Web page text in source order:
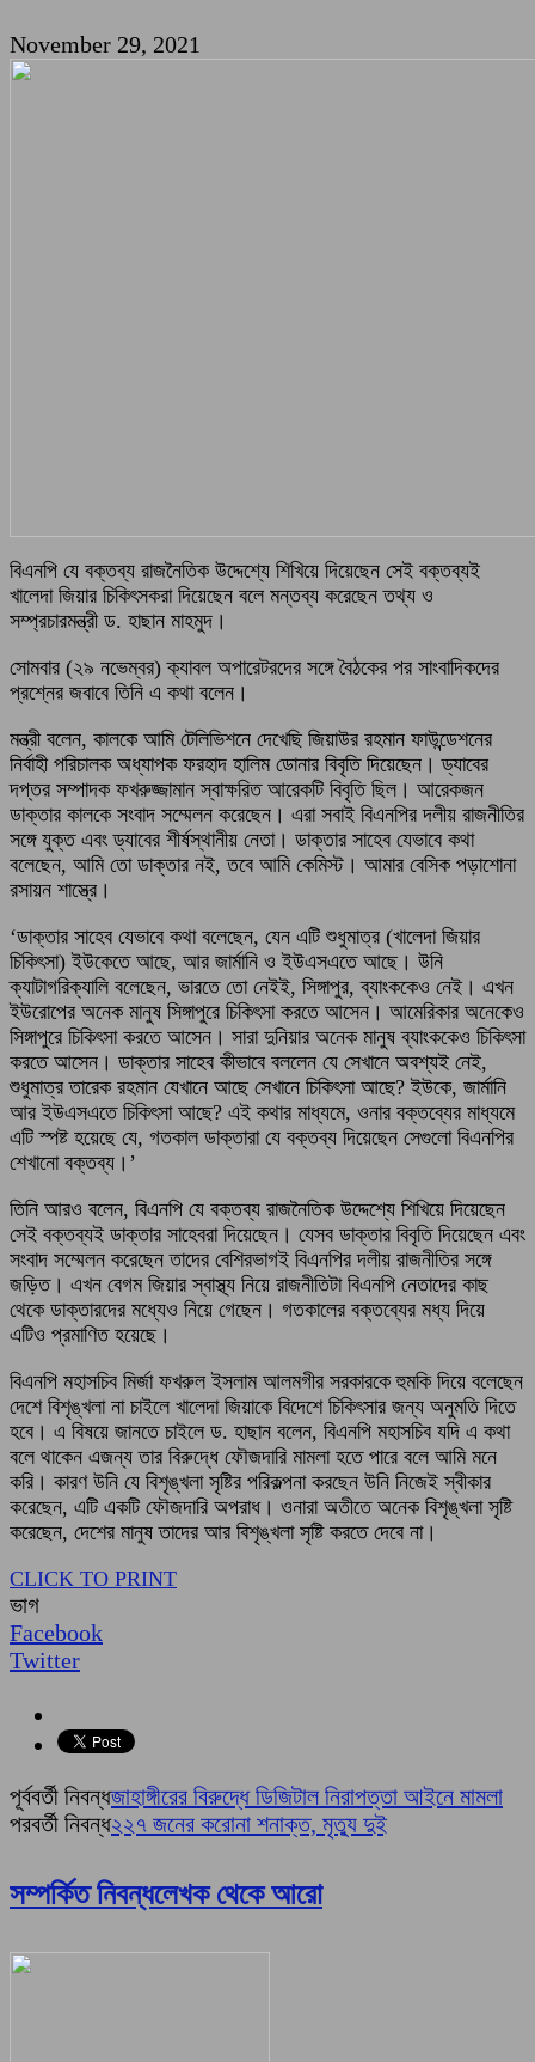
November 29, 2021
বিএনপি যে বক্তব্য রাজনৈতিক উদ্দেশ্যে শিখিয়ে দিয়েছেন সেই বক্তব্যই
খালেদা জিয়ার চিকিৎসকরা দিয়েছেন বলে মন্তব্য করেছেন তথ্য ও
সম্প্রচারমন্ত্রী ড. হাছান মাহমুদ।
সোমবার (২৯ নভেম্বর) ক্যাবল অপারেটরদের সঙ্গে বৈঠকের পর সাংবাদিকদের
প্রশ্নের জবাবে তিনি এ কথা বলেন।
মন্ত্রী বলেন, কালকে আমি টেলিভিশনে দেখেছি জিয়াউর রহমান ফাউন্ডেশনের
নির্বাহী পরিচালক অধ্যাপক ফরহাদ হালিম ডোনার বিবৃতি দিয়েছেন। ড্যাবের
দপ্তর সম্পাদক ফখরুজ্জামান স্বাক্ষরিত আরেকটি বিবৃতি ছিল। আরেকজন
ডাক্তার কালকে সংবাদ সম্মেলন করেছেন। এরা সবাই বিএনপির দলীয় রাজনীতির
সঙ্গে যুক্ত এবং ড্যাবের শীর্ষস্থানীয় নেতা। ডাক্তার সাহেব যেভাবে কথা
বলেছেন, আমি তো ডাক্তার নই, তবে আমি কেমিস্ট। আমার বেসিক পড়াশোনা
রসায়ন শাস্ত্রে।
‘ডাক্তার সাহেব যেভাবে কথা বলেছেন, যেন এটি শুধুমাত্র (খালেদা জিয়ার
চিকিৎসা) ইউকেতে আছে, আর জার্মানি ও ইউএসএতে আছে। উনি
ক্যাটাগরিক্যালি বলেছেন, ভারতে তো নেইই, সিঙ্গাপুর, ব্যাংককেও নেই। এখন
ইউরোপের অনেক মানুষ সিঙ্গাপুরে চিকিৎসা করতে আসেন। আমেরিকার অনেকেও
সিঙ্গাপুরে চিকিৎসা করতে আসেন। সারা দুনিয়ার অনেক মানুষ ব্যাংককেও চিকিৎসা
করতে আসেন। ডাক্তার সাহেব কীভাবে বললেন যে সেখানে অবশ্যই নেই,
শুধুমাত্র তারেক রহমান যেখানে আছে সেখানে চিকিৎসা আছে? ইউকে, জার্মানি
আর ইউএসএতে চিকিৎসা আছে? এই কথার মাধ্যমে, ওনার বক্তব্যের মাধ্যমে
এটি স্পষ্ট হয়েছে যে, গতকাল ডাক্তারা যে বক্তব্য দিয়েছেন সেগুলো বিএনপির
শেখানো বক্তব্য।’
তিনি আরও বলেন, বিএনপি যে বক্তব্য রাজনৈতিক উদ্দেশ্যে শিখিয়ে দিয়েছেন
সেই বক্তব্যই ডাক্তার সাহেবরা দিয়েছেন। যেসব ডাক্তার বিবৃতি দিয়েছেন এবং
সংবাদ সম্মেলন করেছেন তাদের বেশিরভাগই বিএনপির দলীয় রাজনীতির সঙ্গে
জড়িত। এখন বেগম জিয়ার স্বাস্থ্য নিয়ে রাজনীতিটা বিএনপি নেতাদের কাছ
থেকে ডাক্তারদের মধ্যেও নিয়ে গেছেন। গতকালের বক্তব্যের মধ্য দিয়ে
এটিও প্রমাণিত হয়েছে।
বিএনপি মহাসচিব মির্জা ফখরুল ইসলাম আলমগীর সরকারকে হুমকি দিয়ে বলেছেন
দেশে বিশৃঙ্খলা না চাইলে খালেদা জিয়াকে বিদেশে চিকিৎসার জন্য অনুমতি দিতে
হবে। এ বিষয়ে জানতে চাইলে ড. হাছান বলেন, বিএনপি মহাসচিব যদি এ কথা
বলে থাকেন এজন্য তার বিরুদ্ধে ফৌজদারি মামলা হতে পারে বলে আমি মনে
করি। কারণ উনি যে বিশৃঙ্খলা সৃষ্টির পরিকল্পনা করছেন উনি নিজেই স্বীকার
করেছেন, এটি একটি ফৌজদারি অপরাধ। ওনারা অতীতে অনেক বিশৃঙ্খলা সৃষ্টি
করেছেন, দেশের মানুষ তাদের আর বিশৃঙ্খলা সৃষ্টি করতে দেবে না।
CLICK TO PRINT
ভাগ
Facebook
Twitter
পূর্ববর্তী নিবন্ধজাহাঙ্গীরের বিরুদ্ধে ডিজিটাল নিরাপত্তা আইনে মামলা
পরবর্তী নিবন্ধ২২৭ জনের করোনা শনাক্ত, মৃত্যু দুই
সম্পর্কিত নিবন্ধলেখক থেকে আরো